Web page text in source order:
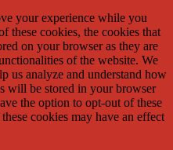
your experience while you
these cookies, the cookies that
on your browser as they are
of the website. We
us analyze and understand how
will be stored in your browser
the option to opt-out of these
cookies may have an effect